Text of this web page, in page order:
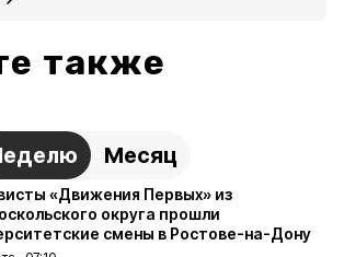
также
Месяц
«Движения Первых» из
округа прошли
смены в Ростове-на-Дону